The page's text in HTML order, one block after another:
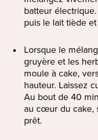
batteur
puis le lait tiède
Lorsque le
gruyère et les
moule à cake,
hauteur. Laissez
Au bout de 40
au cœur du cake,
prêt.